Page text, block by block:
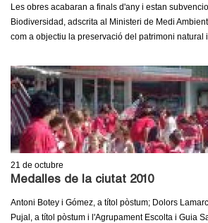
Les obres acabaran a finals d'any i estan
Biodiversidad, adscrita al Ministeri de Medi
com a objectiu la preservació del patrimoni natural
21 de octubre
Medalles de la ciutat 2010
Antoni Botey i Gómez, a títol pòstum; Dolors
Pujal, a títol pòstum i l'Agrupament Escolta i Guia